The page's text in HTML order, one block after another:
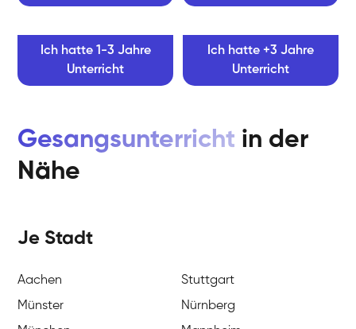
Ich hatte 1-3 Jahre
Unterricht
Ich hatte +3 Jahre
Unterricht
Gesangsunterricht in der
Nähe
Je Stadt
Aachen
Stuttgart
Münster
Nürnberg